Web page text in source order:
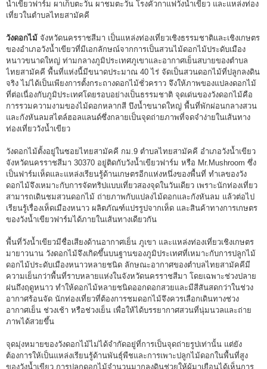
น้ำเขียวฟาร์ม ผาเก็บตะวัน ผาชมตะวัน โรงคั่วกาแฟวังน้ำเขียว และแหล่งท่อง
เที่ยวในตำบลไทยสามัคคี
วังดอกไม้ จังหวัดนครราชสีมา เป็นแหล่งท่องเที่ยวเชิงธรรมชาติและเชิงเกษตร
ของอำเภอวังน้ำเขียวที่มีเอกลักษณ์จากการเป็นสวนไม้ดอกไม้ประดับเมือง
หนาวขนาดใหญ่ ท่ามกลางภูมิประเทศภูเขาและอากาศเย็นสบายของตำบล
ไทยสามัคคี พื้นที่แห่งนี้มีขนาดประมาณ 40 ไร่ จัดเป็นสวนดอกไม้ที่ปลูกลงดิน
จริง ไม่ได้เป็นเพียงการตั้งกระถางดอกไม้ชั่วคราว จึงให้ภาพของแปลงดอกไม้
ที่ต่อเนื่องกับภูมิประเทศโดยรอบอย่างเป็นธรรมชาติ จุดเด่นของวังดอกไม้คือ
การรวมความงามของไม้ดอกหลากสี บึงน้ำขนาดใหญ่ พื้นที่พักผ่อนกลางสวน
และกังหันลมสไตล์ฮอลแลนด์ซึ่งกลายเป็นจุดถ่ายภาพที่จดจำง่ายในเส้นทาง
ท่องเที่ยววังน้ำเขียว
วังดอกไม้ตั้งอยู่ในซอยไทยสามัคคี กม.9 ตำบลไทยสามัคคี อำเภอวังน้ำเขียว
จังหวัดนครราชสีมา 30370 อยู่ติดกับวังน้ำเขียวฟาร์ม หรือ Mr.Mushroom ซึ่ง
เป็นฟาร์มเห็ดและแหล่งเรียนรู้ด้านเกษตรอีกแห่งหนึ่งของพื้นที่ ทำเลของวัง
ดอกไม้จึงเหมาะกับการจัดทริปแบบเที่ยวสองจุดในวันเดียว เพราะนักท่องเที่ยว
สามารถเดินชมสวนดอกไม้ ถ่ายภาพกับแปลงไม้ดอกและกังหันลม แล้วต่อไป
เรียนรู้เรื่องเห็ดเมืองหนาว ผลิตภัณฑ์แปรรูปจากเห็ด และสินค้าทางการเกษตร
ของวังน้ำเขียวฟาร์มได้ภายในเส้นทางเดียวกัน
พื้นที่วังน้ำเขียวมีชื่อเสียงด้านอากาศเย็น ภูเขา และแหล่งท่องเที่ยวเชิงเกษตร
มายาวนาน วังดอกไม้จึงเกิดขึ้นบนฐานของภูมิประเทศที่เหมาะกับการปลูกไม้
ดอกไม้ประดับเมืองหนาวหลายชนิด ลักษณะอากาศของตำบลไทยสามัคคีมี
ความเย็นกว่าพื้นที่ราบหลายแห่งในจังหวัดนครราชสีมา โดยเฉพาะช่วงปลาย
ฝนถึงฤดูหนาว ทำให้ดอกไม้หลายชนิดออกดอกสวยและมีสีสันสดกว่าในช่วง
อากาศร้อนจัด นักท่องเที่ยวที่ต้องการชมดอกไม้จึงควรเลือกเดินทางช่วง
อากาศเย็น ช่วงเช้า หรือช่วงเย็น เพื่อให้ได้บรรยากาศสวนที่นุ่มนวลและถ่าย
ภาพได้สวยขึ้น
จุดมุ่งหมายของวังดอกไม้ไม่ได้จำกัดอยู่ที่การเป็นจุดถ่ายรูปเท่านั้น แต่ยัง
ต้องการให้เป็นแหล่งเรียนรู้ด้านพันธุ์พืชและการเพาะปลูกไม้ดอกในพื้นที่สูง
ของวังน้ำเขียว การปลูกดอกไม้จำนวนมากลงดินช่วยให้ผู้มาเยือนได้เห็นการ